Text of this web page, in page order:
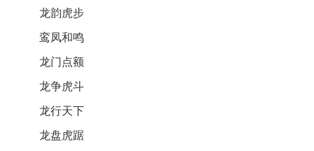
龙韵虎步
鸾凤和鸣
龙门点额
龙争虎斗
龙行天下
龙盘虎踞